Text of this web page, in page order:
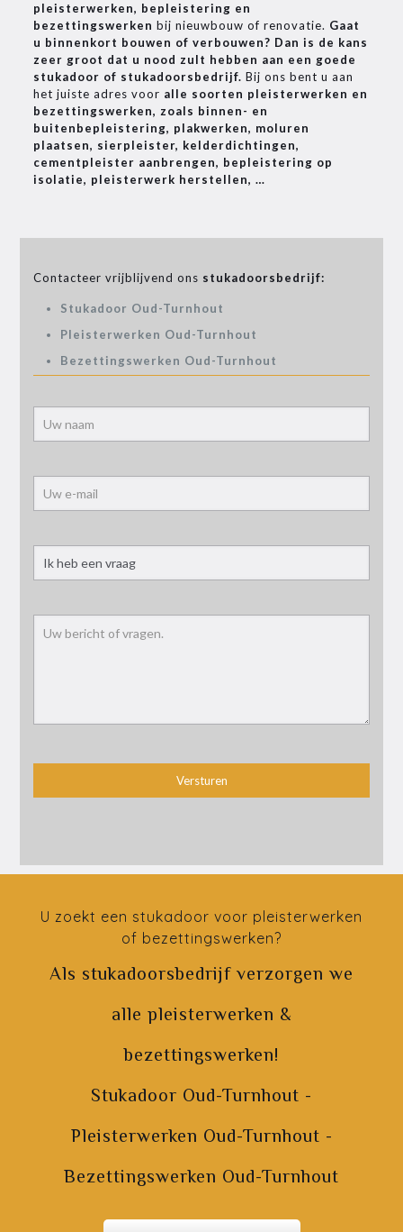
pleisterwerken, bepleistering en
bezettingswerken bij nieuwbouw of renovatie. Gaat
u binnenkort bouwen of verbouwen? Dan is de kans
zeer groot dat u nood zult hebben aan een goede
stukadoor of stukadoorsbedrijf. Bij ons bent u aan
het juiste adres voor alle soorten pleisterwerken en
bezettingswerken, zoals binnen- en
buitenbepleistering, plakwerken, moluren
plaatsen, sierpleister, kelderdichtingen,
cementpleister aanbrengen, bepleistering op
isolatie, pleisterwerk herstellen, …
Contacteer vrijblijvend ons stukadoorsbedrijf:
Stukadoor Oud-Turnhout
Pleisterwerken Oud-Turnhout
Bezettingswerken Oud-Turnhout
U zoekt een stukadoor voor pleisterwerken
of bezettingswerken?
Als stukadoorsbedrijf verzorgen we
alle pleisterwerken &
bezettingswerken!
Stukadoor Oud-Turnhout -
Pleisterwerken Oud-Turnhout -
Bezettingswerken Oud-Turnhout